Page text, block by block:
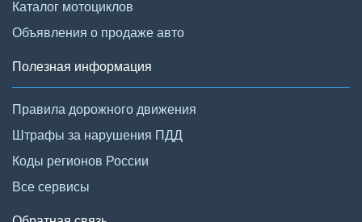
Каталог мотоциклов
Объявления о продаже авто
Полезная информация
Правила дорожного движения
Штрафы за нарушения ПДД
Коды регионов России
Все сервисы